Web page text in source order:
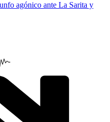
agónico ante La Sarita y